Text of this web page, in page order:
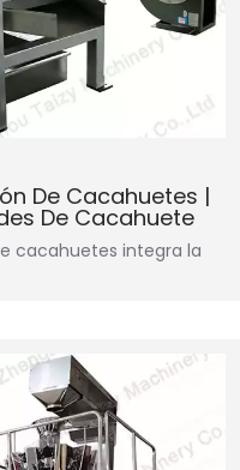
De Cacahuetes |
De Cacahuete
cacahuetes integra la